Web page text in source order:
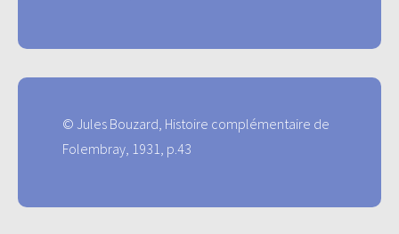
© Jules Bouzard, Histoire complémentaire de
Folembray, 1931, p.43